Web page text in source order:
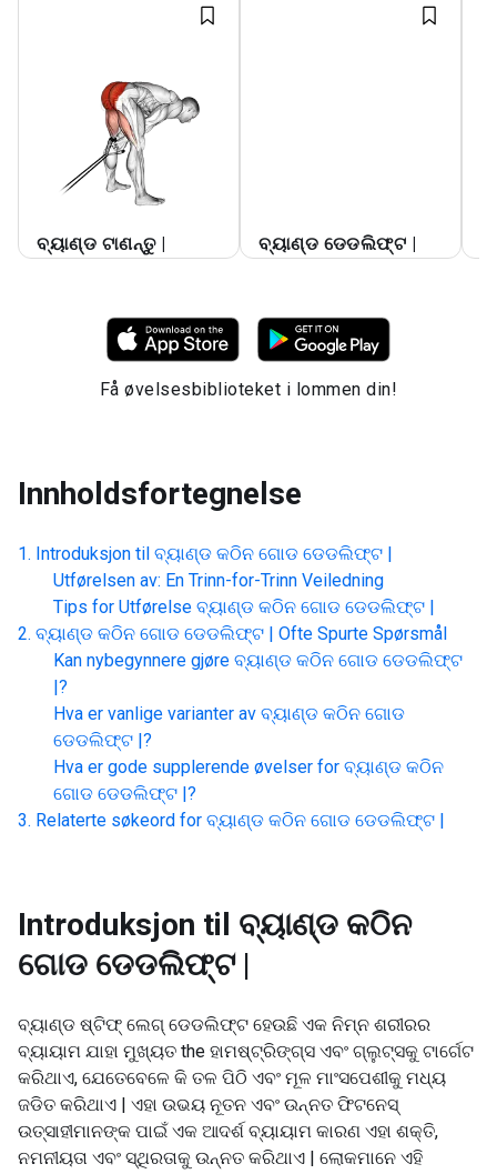
ବ୍ୟାଣ୍ଡ ଟାଣନ୍ତୁ |
ବ୍ୟାଣ୍ଡ ଡେଡଲିଫ୍ଟ |
Få øvelsesbiblioteket i lommen din!
Innholdsfortegnelse
Introduksjon til ବ୍ୟାଣ୍ଡ କଠିନ ଗୋଡ ଡେଡଲିଫ୍ଟ |
Utførelsen av: En Trinn-for-Trinn Veiledning
Tips for Utførelse ବ୍ୟାଣ୍ଡ କଠିନ ଗୋଡ ଡେଡଲିଫ୍ଟ |
ବ୍ୟାଣ୍ଡ କଠିନ ଗୋଡ ଡେଡଲିଫ୍ଟ | Ofte Spurte Spørsmål
Kan nybegynnere gjøre ବ୍ୟାଣ୍ଡ କଠିନ ଗୋଡ ଡେଡଲିଫ୍ଟ
|?
Hva er vanlige varianter av ବ୍ୟାଣ୍ଡ କଠିନ ଗୋଡ
ଡେଡଲିଫ୍ଟ |?
Hva er gode supplerende øvelser for ବ୍ୟାଣ୍ଡ କଠିନ
ଗୋଡ ଡେଡଲିଫ୍ଟ |?
Relaterte søkeord for ବ୍ୟାଣ୍ଡ କଠିନ ଗୋଡ ଡେଡଲିଫ୍ଟ |
Introduksjon til ବ୍ୟାଣ୍ଡ କଠିନ
ଗୋଡ ଡେଡଲିଫ୍ଟ |
ବ୍ୟାଣ୍ଡ ଷ୍ଟିଫ୍ ଲେଗ୍ ଡେଡଲିଫ୍ଟ ହେଉଛି ଏକ ନିମ୍ନ ଶରୀରର
ବ୍ୟାୟାମ ଯାହା ମୁଖ୍ୟତ the ହାମଷ୍ଟ୍ରିଙ୍ଗ୍ସ ଏବଂ ଗ୍ଲୁଟ୍ସକୁ ଟାର୍ଗେଟ
କରିଥାଏ, ଯେତେବେଳେ କି ତଳ ପିଠି ଏବଂ ମୂଳ ମାଂସପେଶୀକୁ ମଧ୍ୟ
ଜଡିତ କରିଥାଏ | ଏହା ଉଭୟ ନୂତନ ଏବଂ ଉନ୍ନତ ଫିଟନେସ୍
ଉତ୍ସାହୀମାନଙ୍କ ପାଇଁ ଏକ ଆଦର୍ଶ ବ୍ୟାୟାମ କାରଣ ଏହା ଶକ୍ତି,
ନମନୀୟତା ଏବଂ ସ୍ଥିରତାକୁ ଉନ୍ନତ କରିଥାଏ | ଲୋକମାନେ ଏହି